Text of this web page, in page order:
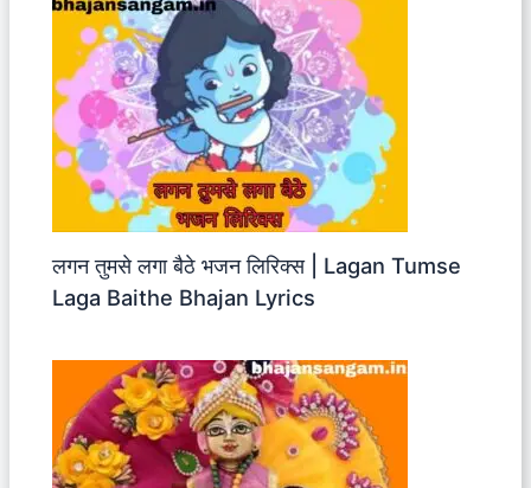
लगन तुमसे लगा बैठे भजन लिरिक्स | Lagan Tumse
Laga Baithe Bhajan Lyrics